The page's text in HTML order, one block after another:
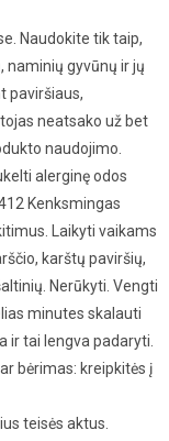
Naudokite tik taip,
naminių gyvūnų ir jų
paviršiaus,
neatsako už bet
naudojimo.
alerginę odos
Kenksmingas
Laikyti vaikams
karštų paviršių,
Nerūkyti. Vengti
minutes skalauti
ir tai lengva padaryti.
bėrimas: kreipkitės į
teisės aktus.